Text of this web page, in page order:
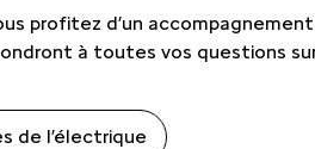
profitez d’un
à toutes vos questions
de l’électrique